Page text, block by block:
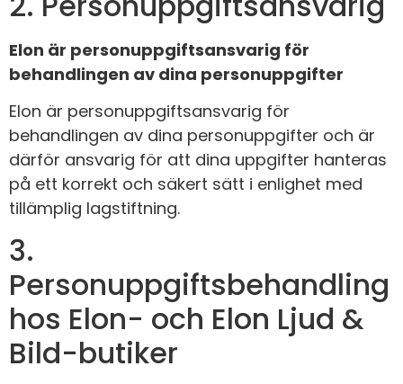
Elon är personuppgiftsansvarig för
behandlingen av dina personuppgifter
Elon är personuppgiftsansvarig för
behandlingen av dina personuppgifter och är
därför ansvarig för att dina uppgifter hanteras
på ett korrekt och säkert sätt i enlighet med
tillämplig lagstiftning.
3.
Personuppgiftsbehandling
hos Elon- och Elon Ljud &
Bild-butiker